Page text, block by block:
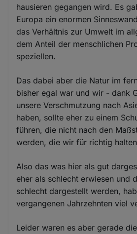
hausieren gegangen wird. Es
Europa ein enormen
das Verhältnis zur Umwelt im
dem Anteil der menschlichen
speziellen.
Das dabei aber die Natur im
bisher egal war und wir - dank
unsere Verschmutzung nach
haben, sollte eher zu einem
führen, die nicht nach den
werden, die wir für richtig
Also das was hier als gut
eher als schlecht erwiesen und
schlecht dargestellt werden,
vergangenen Jahrzehnten viel
Leider waren es aber gerade